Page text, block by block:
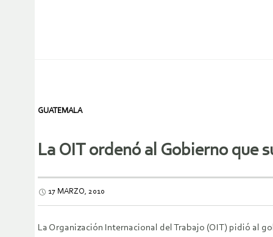
GUATEMALA
La OIT ordenó al Gobierno que
17 MARZO, 2010
La Organización Internacional del Trabajo (OIT) pidió al